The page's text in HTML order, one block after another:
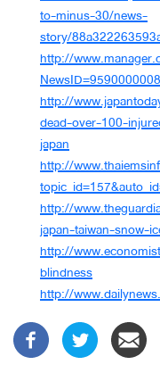
to-minus-30/news-
story/
http://
http://
dead-over-100-
japan
http://
http://
japan-taiwan-snow-
http://
blindness
http://